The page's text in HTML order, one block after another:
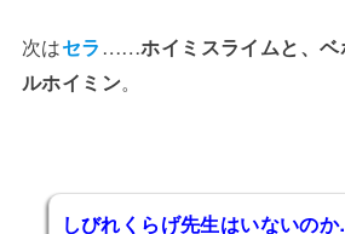
次はセラ ……ホイミスライムと、
ルホイミン。
しびれくらげ先生はいないの